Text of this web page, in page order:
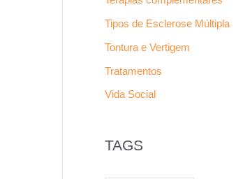
Tipos de Esclerose Múltipla
Tontura e Vertigem
Tratamentos
Vida Social
TAGS